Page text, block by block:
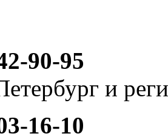
90-95
и
16-10